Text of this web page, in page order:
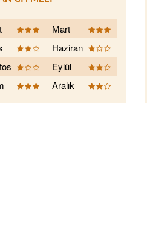
Mart
Haziran
Eylül
Aralık